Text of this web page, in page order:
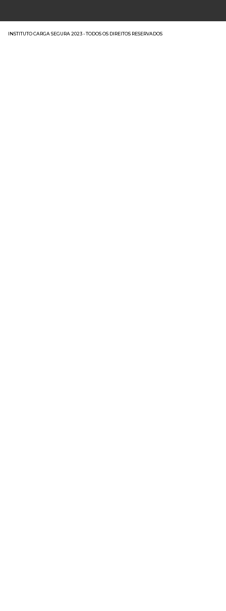
INSTITUTO CARGA SEGURA 2023 - TODOS OS DIREITOS RESERVADOS